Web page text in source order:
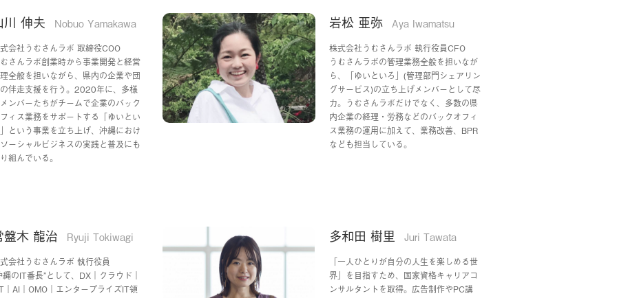
川 伸夫 Nobuo Yamakawa
会社うむさんラボ 取締役COO
さんラボ創業時から事業開発と経営
全般を担いながら、県内の企業や団
伴走支援を行う。2020年に、多様
ンバーたちがチームで企業のバック
ィス業務をサポートする「ゆいとい
という事業を立ち上げ、沖縄におけ
ーシャルビジネスの実践と普及にも
組んでいる。
岩松 亜弥 Aya Iwamatsu
株式会社うむさんラボ 執行役員CFO
うむさんラボの管理業務全般を担いなが
ら、「ゆいといろ」(管理部門シェアリン
グサービス)の立ち上げメンバーとして尽
力。うむさんラボだけでなく、多数の県
内企業の経理・労務などのバックオフィ
ス業務の運用に加えて、業務改善、BPR
なども担当している。
盤木 龍治 Ryuji Tokiwagi
会社うむさんラボ 執行役員
縄のIT番長”として、DX｜クラウド｜
｜AI｜OMO｜エンタープライズIT領
多和田 樹里 Juri Tawata
「一人ひとりが自分の人生を楽しめる世
界」を目指すため、国家資格キャリアコ
ンサルタントを取得。広告制作やPC講